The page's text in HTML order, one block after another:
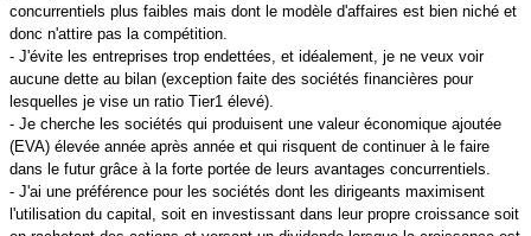
concurrentiels plus faibles mais dont le modèle d'affaires est bien niché et
donc n'attire pas la compétition.
- J'évite les entreprises trop endettées, et idéalement, je ne veux voir
aucune dette au bilan (exception faite des sociétés financières pour
lesquelles je vise un ratio Tier1 élevé).
- Je cherche les sociétés qui produisent une valeur économique ajoutée
(EVA) élevée année après année et qui risquent de continuer à le faire
dans le futur grâce à la forte portée de leurs avantages concurrentiels.
- J'ai une préférence pour les sociétés dont les dirigeants maximisent
l'utilisation du capital, soit en investissant dans leur propre croissance soit